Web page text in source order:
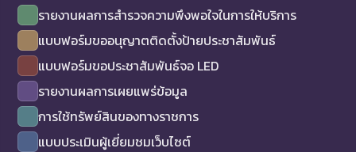
รายงานผลการสำรวจความพึงพอใจในการให้บริการ
แบบฟอร์มขออนุญาตติดตั้งป้ายประชาสัมพันธ์
แบบฟอร์มขอประชาสัมพันธ์จอ LED
รายงานผลการเผยแพร่ข้อมูล
การใช้ทรัพย์สินของทางราชการ
แบบประเมินผู้เยี่ยมชมเว็บไซต์